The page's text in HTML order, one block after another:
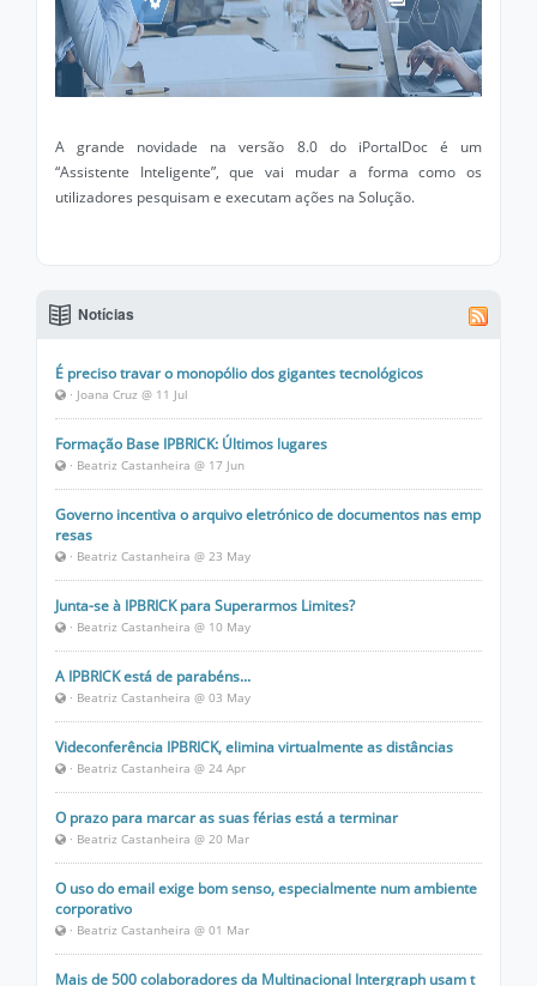
A grande novidade na versão 8.0 do iPortalDoc é um
“Assistente Inteligente”, que vai mudar a forma como os
utilizadores pesquisam e executam ações na Solução.
Notícias
É preciso travar o monopólio dos gigantes tecnológicos
· Joana Cruz @ 11 Jul
Formação Base IPBRICK: Últimos lugares
· Beatriz Castanheira @ 17 Jun
Governo incentiva o arquivo eletrónico de documentos nas emp
resas
· Beatriz Castanheira @ 23 May
Junta-se à IPBRICK para Superarmos Limites?
· Beatriz Castanheira @ 10 May
A IPBRICK está de parabéns...
· Beatriz Castanheira @ 03 May
Videconferência IPBRICK, elimina virtualmente as distâncias
· Beatriz Castanheira @ 24 Apr
O prazo para marcar as suas férias está a terminar
· Beatriz Castanheira @ 20 Mar
O uso do email exige bom senso, especialmente num ambiente
corporativo
· Beatriz Castanheira @ 01 Mar
Mais de 500 colaboradores da Multinacional Intergraph usam t